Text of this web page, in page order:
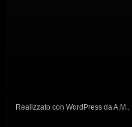
Realizzato con WordPress daA.M..